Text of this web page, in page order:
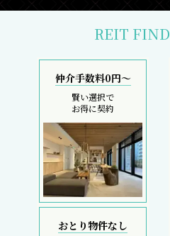
REIT FIND
仲介手数料0円～
賢い選択で
お得に契約
おとり物件なし